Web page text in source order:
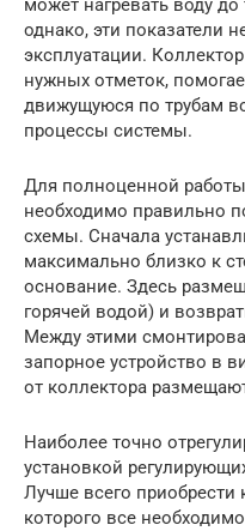
может нагревать воду
однако, эти показатели
эксплуатации.
нужных отметок,
движущуюся по трубам
процессы системы.
Для полноценной
необходимо правильно
схемы. Сначала
максимально близко к
основание. Здесь
горячей водой) и
Между этими
запорное устройство в
от коллектора
Наиболее точно
установкой
Лучше всего
которого все